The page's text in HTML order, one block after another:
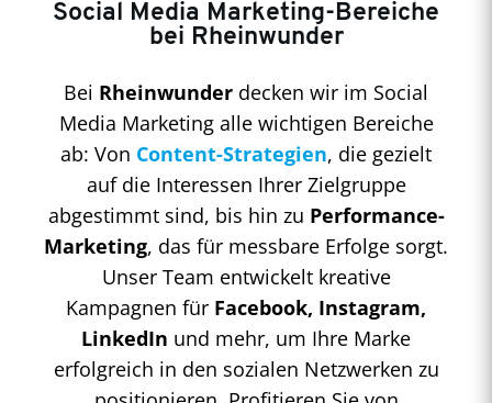
Social Media Marketing-Bereiche
bei Rheinwunder
Bei Rheinwunder decken wir im Social
Media Marketing alle wichtigen Bereiche
ab: Von Content-Strategien, die gezielt
auf die Interessen Ihrer Zielgruppe
abgestimmt sind, bis hin zu Performance-
Marketing, das für messbare Erfolge sorgt.
Unser Team entwickelt kreative
Kampagnen für Facebook, Instagram,
LinkedIn und mehr, um Ihre Marke
erfolgreich in den sozialen Netzwerken zu